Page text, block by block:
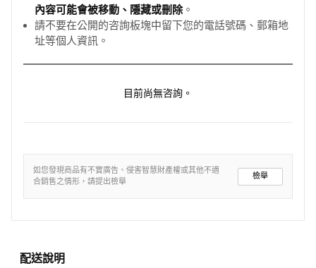
內容可能會被移動、隱藏或刪除。
請不要在公開的咨詢板塊中留下您的電話號碼、郵箱地
址等個人資訊。
目前尚無咨詢。
如您發現商品有不實廣告、侵害智慧財產權或其他不適
合銷售之情形，請提出檢舉
檢舉
配送說明